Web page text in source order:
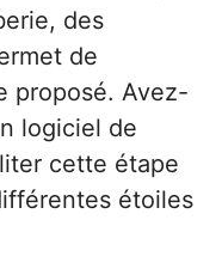
des
de
proposé. Avez-
logiciel de
cette étape
étoiles